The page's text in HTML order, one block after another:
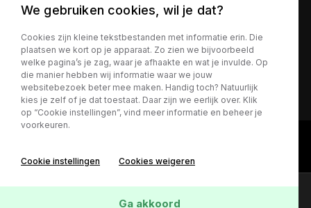
EXPORT
OVER ONS
CONTACT
NIEUWS
We gebruiken cookies, wil je dat?
Cookies zijn kleine tekstbestanden met informatie erin. Die
plaatsen we kort op je apparaat. Zo zien we bijvoorbeeld
welke pagina’s je zag, waar je afhaakte en wat je invulde. Op
die manier hebben wij informatie waar we jouw
websitebezoek beter mee maken. Handig toch? Natuurlijk
kies je zelf of je dat toestaat. Daar zijn we eerlijk over. Klik
op “Cookie instellingen”, vind meer informatie en beheer je
voorkeuren.
Cookie instellingen Cookies weigeren
Ga akkoord